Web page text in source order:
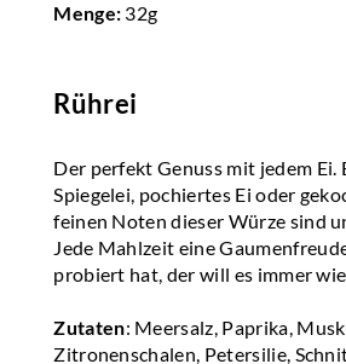
Menge: 32g
Rührei
Der perfekt Genuss mit jedem Ei.
Spiegelei, pochiertes Ei oder
feinen Noten dieser Würze sind
Jede Mahlzeit eine
probiert hat, der will es immer
Zutaten: Meersalz, Paprika,
Zitronenschalen, Petersilie,